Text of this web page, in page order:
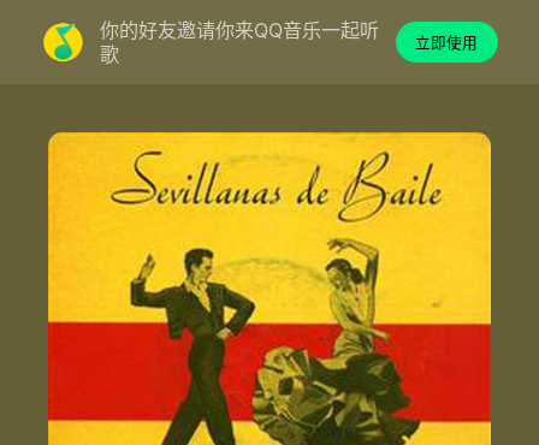
你的好友邀请你来QQ音乐一起听
歌
立即使用